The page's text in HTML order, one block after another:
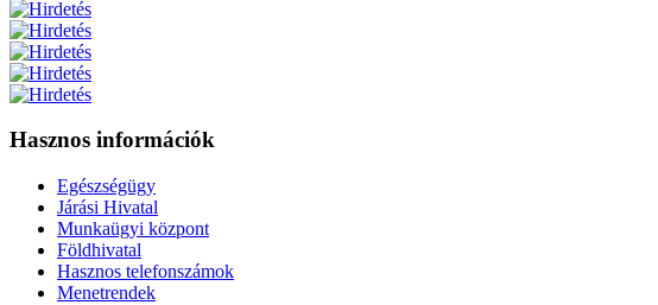
Hasznos információk
Egészségügy
Járási Hivatal
Munkaügyi központ
Földhivatal
Hasznos telefonszámok
Menetrendek